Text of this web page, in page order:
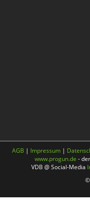
AGB | Impressum |
www.progun.de -
VDB @ Social-Media
©